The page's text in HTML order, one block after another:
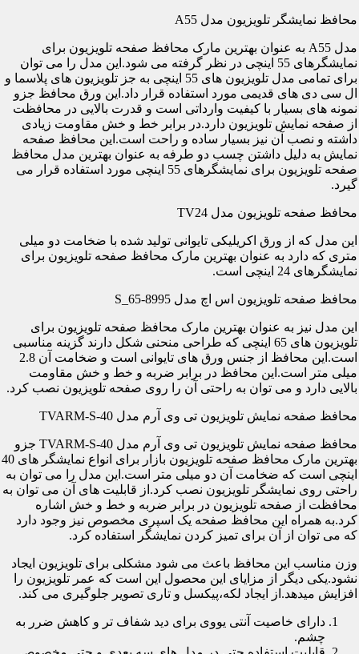
محافظ نمایشگر تلویزیون مدل A55
مدل A55 به عنوان بهترین مارک محافظ صفحه تلویزیون برای
نمایشگرهای 55 اینچی در نظر گرفته می شود.این مدل را می توان
برای تمامی مدل تلویزیون های 55 اینچی به جز تلویزیون های پلاسما و
ال سی دی های قدیمی مورد استفاده قرار داد.این ورق محافظ جزو
نمونه های بسیار با کیفیت وارداتی است و قدرت بالایی در محافظت
از صفحه نمایش تلویزیون دارد.در برابر خط و خش مقاومت زیادی
داشته و نصب آن نیز بسیار ساده و راحت است.این محافظ صفحه
نمایش به دلیل داشتن چسب دو طرفه به عنوان بهترین مدل محافظ
صفحه تلویزیون برای نمایشگرهای 55 اینچی مورد استفاده قرار می
گیرد.
محافظ صفحه تلویزیون مدل TV24
این مدل که از ورق اکریلیکی تایوانی تولید شده با ضخامت دو میلی
متری که دارد به عنوان بهترین مارک محافظ صفحه تلویزیون برای
نمایشگرهای 24 اینچی است.
محافظ صفحه تلویزیون اس اچ مدل S_65-8995
این مدل نیز به عنوان بهترین مارک محافظ صفحه تلویزیون برای
تلویزیون های 65 اینچی که طراحی منحنی شکل دارند گزینه مناسبی
است.این محافظ از جنس ورق های تایوانی است و ضخامت آن 2.8
میلی متر است.این محافظ در برابر ضربه و خط و خش مقاومت
بالایی دارد و می توان به راحتی آن را روی صفحه تلویزیون نصب کرد.
محافظ صفحه نمایش تلویزیون تی وی آرم مدل TVARM-S-40
محافظ صفحه نمایش تلویزیون تی وی آرم مدل TVARM-S-40 جزو
بهترین مارک محافظ صفحه تلویزیون بازار برای انواع نمایشگر های 40
اینچی است که ضخامت آن دو میلی متر است.این مدل را می توان به
راحتی روی نمایشگر تلویزیون نصب کرد.از قابلیت های آن می توان به
محافظت از صفحه تلویزیون در برابر ضربه و خط و خش اشاره
کرد.به همراه این محافظ صفحه یک اسپری مخصوص نیز وجود دارد
که می توان از آن برای تمیز کردن نمایشگر استفاده کرد.
وزن مناسب این محافظ باعث می شود مشکلی برای تلویزیون ایجاد
نشود.یکی دیگر از مزایای این محصول این است که عمر تلویزیون را
افزایش میدهد.از ایجاد لکه،پیکسل و تاری تصویر جلوگیری می کند.
دارای خاصیت آنتی یووی برای دید شفاف تر و کاهش ضرر به
چشم.